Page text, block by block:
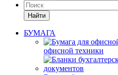
Найти
БУМАГА
офисной техники